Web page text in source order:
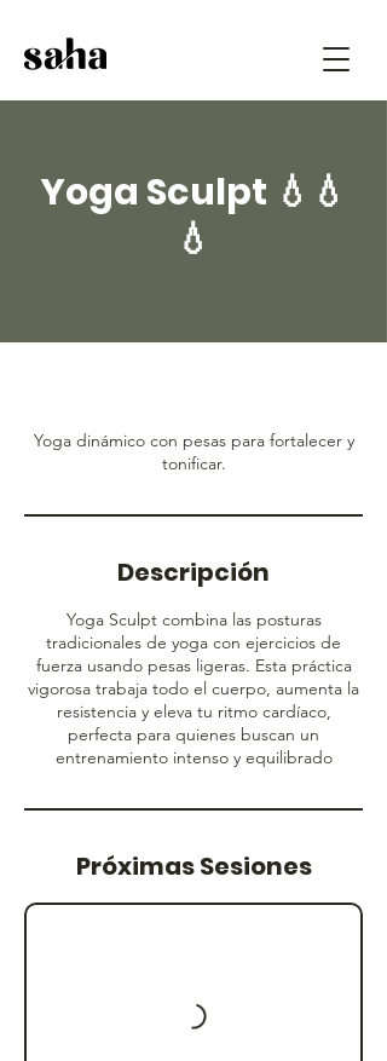
Yoga Sculpt 💧💧
💧
Yoga dinámico con pesas para fortalecer y
tonificar.
Descripción
Yoga Sculpt combina las posturas
tradicionales de yoga con ejercicios de
fuerza usando pesas ligeras. Esta práctica
vigorosa trabaja todo el cuerpo, aumenta la
resistencia y eleva tu ritmo cardíaco,
perfecta para quienes buscan un
entrenamiento intenso y equilibrado
Próximas Sesiones